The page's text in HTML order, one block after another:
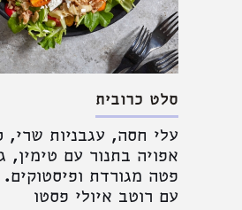
סלט כרובית
עלי חסה, עגבניות שרי,
אפויה בתנור עם טימין,
פטה מגורדת ופיסטוקים.
עם רוטב איולי פסטו